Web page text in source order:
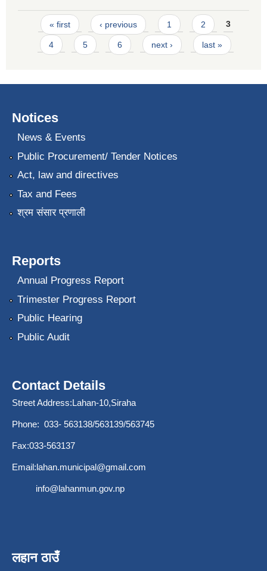
Pages
« first ‹ previous 1 2 3
4 5 6 next › last »
Notices
News & Events
Public Procurement/ Tender Notices
Act, law and directives
Tax and Fees
श्रम संसार प्रणाली
Reports
Annual Progress Report
Trimester Progress Report
Public Hearing
Public Audit
Contact Details
Street Address:Lahan-10,Siraha
Phone: 033- 563138/563139/563745
Fax:033-563137
Email:lahan.municipal@gmail.com
info@lahanmun.gov.np
लहान ठाउँ